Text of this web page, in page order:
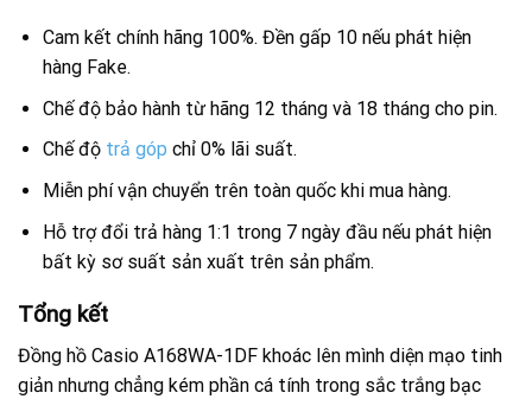
Cam kết chính hãng 100%. Đền gấp 10 nếu phát hiện
hàng Fake.
Chế độ bảo hành từ hãng 12 tháng và 18 tháng cho pin.
Chế độ trả góp chỉ 0% lãi suất.
Miễn phí vận chuyển trên toàn quốc khi mua hàng.
Hỗ trợ đổi trả hàng 1:1 trong 7 ngày đầu nếu phát hiện
bất kỳ sơ suất sản xuất trên sản phẩm.
Tổng kết
Đồng hồ Casio A168WA-1DF khoác lên mình diện mạo tinh
giản nhưng chẳng kém phần cá tính trong sắc trắng bạc